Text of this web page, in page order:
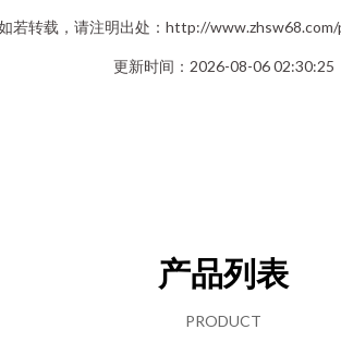
若转载，请注明出处：http://
更新时间：2026-08-06 02:30:25
产品列表
PRODUCT